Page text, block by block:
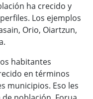
ha crecido y
Los ejemplos
Orio, Oiartzun,
habitantes
en términos
municipios. Eso les